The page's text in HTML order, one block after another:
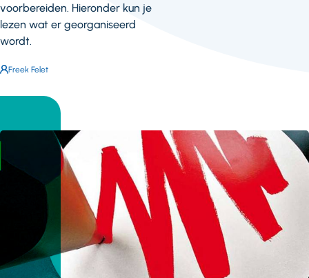
voorbereiden. Hieronder kun je
lezen wat er georganiseerd
wordt.
Auteur:
Freek Felet